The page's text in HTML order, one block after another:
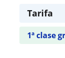
Tarifa
1ª clase